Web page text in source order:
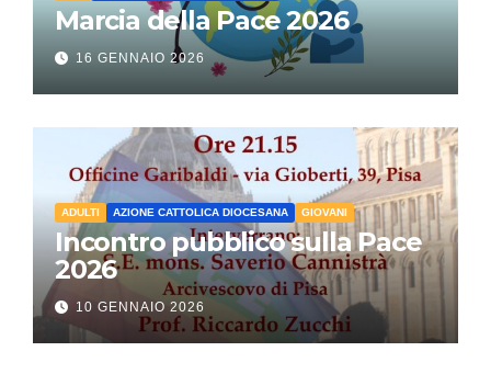
Marcia della Pace 2026
16 GENNAIO 2026
ADULTI AZIONE CATTOLICA DIOCESANA GIOVANI
Incontro pubblico sulla Pace
2026
10 GENNAIO 2026